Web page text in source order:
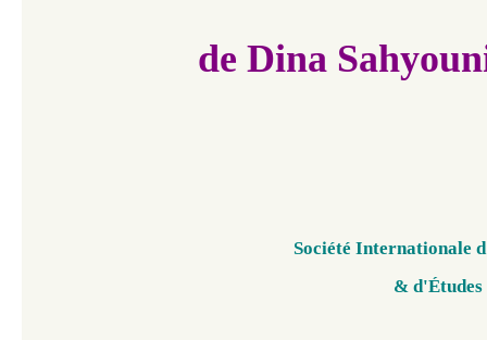
de Dina
Société Internationale
& d'Études